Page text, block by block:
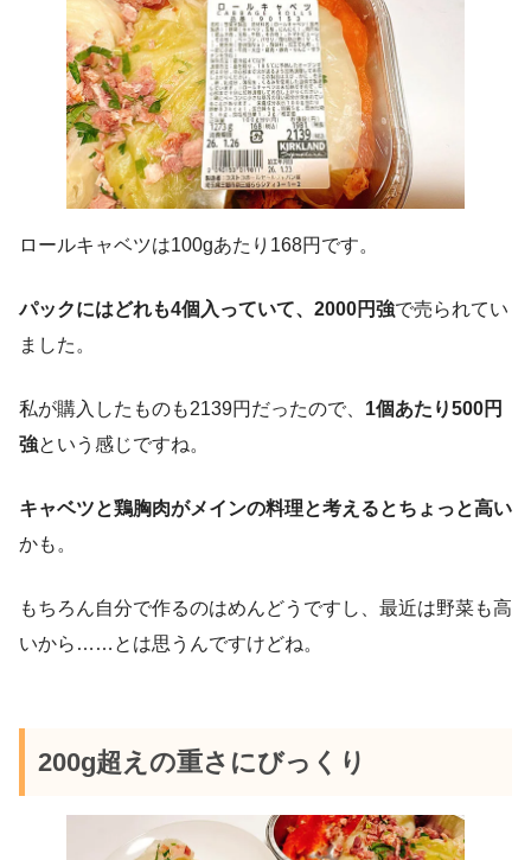
ロールキャベツは100gあたり168円です。
パックにはどれも4個入っていて、2000円強で売られてい
ました。
私が購入したものも2139円だったので、 1個あたり500円
強という感じですね。
キャベツと鶏胸肉がメインの料理と考えるとちょっと高い
かも。
もちろん自分で作るのはめんどうですし、最近は野菜も高
いから……とは思うんですけどね。
200g超えの重さにびっくり